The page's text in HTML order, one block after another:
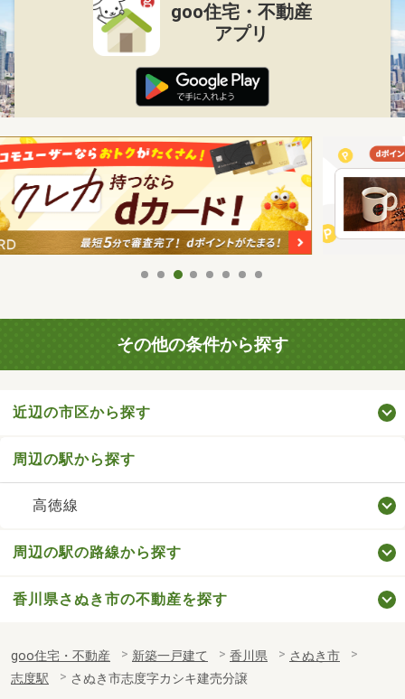
goo住宅・不動産
アプリ
その他の条件から探す
近辺の市区から探す
周辺の駅から探す
高徳線
周辺の駅の路線から探す
香川県さぬき市の不動産を探す
goo住宅・不動産 新築一戸建て 香川県
さぬき市
志度駅
さぬき市志度字カシキ建売分譲